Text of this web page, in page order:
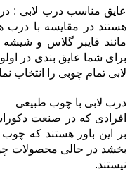
عایق مناسب درب لابی :
هستند در مقایسه با درب
مانند فایبر گلاس و
برای شما عایق بندی در
لابی تمام چوبی را انتخاب
درب لابی با چوب طبیعی
افرادی که در صنعت
بر این باور هستند که
بخشد در حالی محصولات
نیستند.